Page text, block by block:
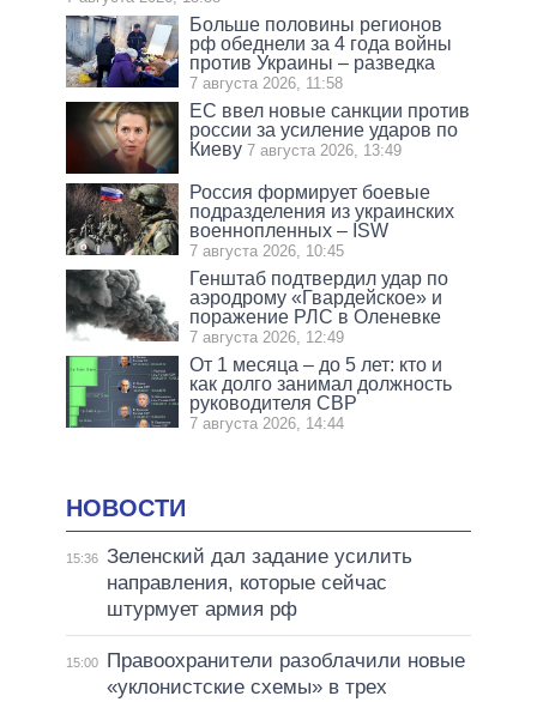
Больше половины регионов
рф обеднели за 4 года войны
против Украины – разведка
7 августа 2026, 11:58
ЕС ввел новые санкции против
россии за усиление ударов по
Киеву 7 августа 2026, 13:49
Россия формирует боевые
подразделения из украинских
военнопленных – ISW
7 августа 2026, 10:45
Генштаб подтвердил удар по
аэродрому «Гвардейское» и
поражение РЛС в Оленевке
7 августа 2026, 12:49
От 1 месяца – до 5 лет: кто и
как долго занимал должность
руководителя СВР
7 августа 2026, 14:44
НОВОСТИ
15:36 Зеленский дал задание усилить
направления, которые сейчас
штурмует армия рф
15:00
Правоохранители разоблачили новые
«уклонистские схемы» в трех